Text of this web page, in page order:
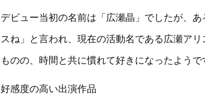
デビュー当初の名前は「広瀬晶」でしたが、
スね」と言われ、現在の活動名である広瀬ア
ものの、時間と共に慣れて好きになったようで
好感度の高い出演作品